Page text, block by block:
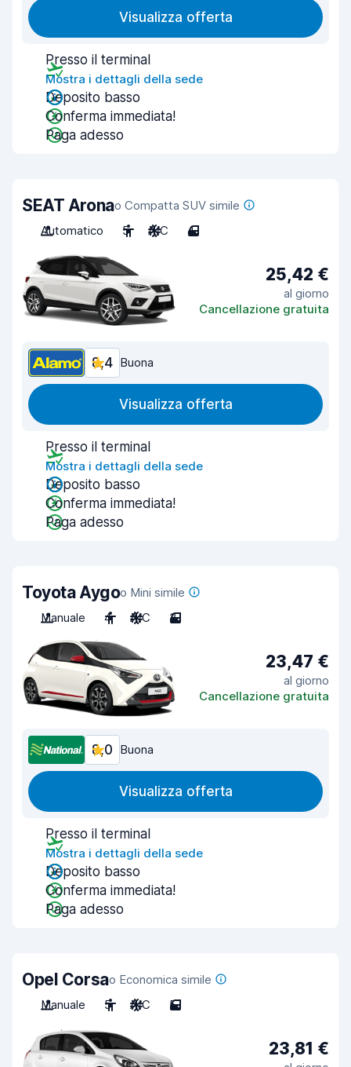
Visualizza offerta
Presso il terminal
Mostra i dettagli della sede
Deposito basso
Conferma immediata!
Paga adesso
SEAT Aronao Compatta SUV simile
Automatico
5 A/C 4
25,42 €
al giorno
Cancellazione gratuita
8,4 Buona
Visualizza offerta
Presso il terminal
Mostra i dettagli della sede
Deposito basso
Conferma immediata!
Paga adesso
Toyota Aygoo Mini simile
Manuale
4 A/C 3
23,47 €
al giorno
Cancellazione gratuita
8,0 Buona
Visualizza offerta
Presso il terminal
Mostra i dettagli della sede
Deposito basso
Conferma immediata!
Paga adesso
Opel Corsao Economica simile
Manuale
5 A/C 5
23,81 €